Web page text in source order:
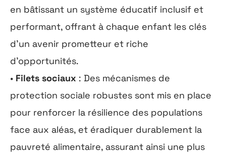
en bâtissant un système éducatif inclusif et
performant, offrant à chaque enfant les clés
d’un avenir prometteur et riche
d’opportunités.
• Filets sociaux : Des mécanismes de
protection sociale robustes sont mis en place
pour renforcer la résilience des populations
face aux aléas, et éradiquer durablement la
pauvreté alimentaire, assurant ainsi une plus